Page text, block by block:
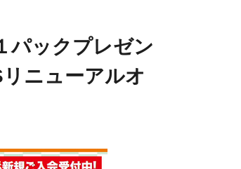
パックプレゼン
ニューアルオ